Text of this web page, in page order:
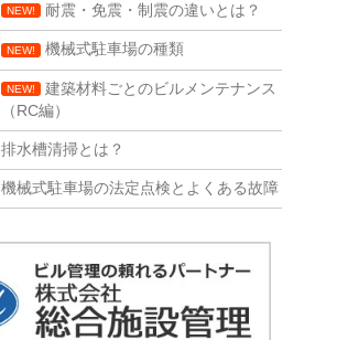
NEW! 耐震・免震・制震の違いとは？
NEW! 機械式駐車場の種類
NEW!
建築材料ごとのビルメンテナンス
（RC編）
排水槽清掃とは？
機械式駐車場の法定点検とよくある故障